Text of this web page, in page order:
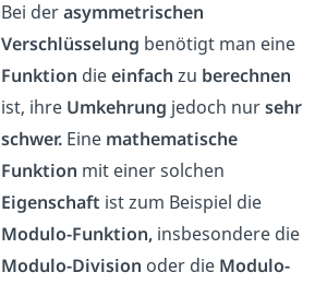
Bei derasymmetrischen
Verschlüsselung benötigt man eine
Funktion dieeinfach zu berechnen
ist, ihre Umkehrung jedoch nursehr
schwer. Eine mathematische
Funktion mit einer solchen
Eigenschaft ist zum Beispiel die
Modulo-Funktion, insbesondere die
Modulo-Division oder die Modulo-